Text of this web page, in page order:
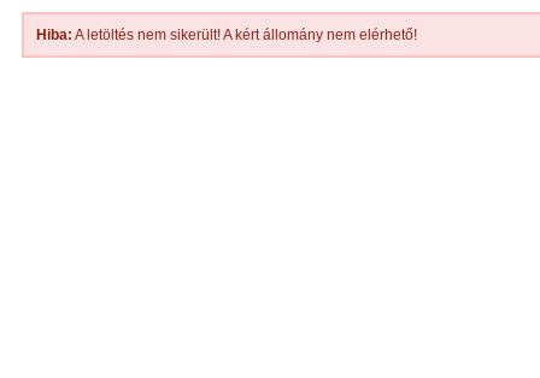
Hiba: A letöltés nem sikerült! A kért állomány nem elérhető!